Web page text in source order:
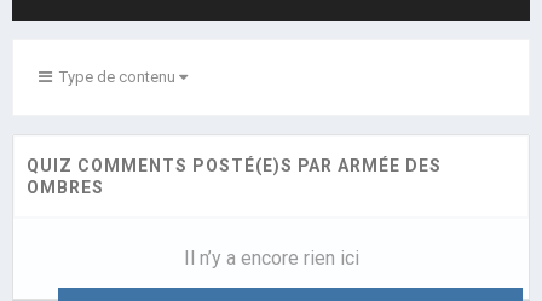
Type de contenu
QUIZ COMMENTS POSTÉ(E)S PAR ARMÉE DES
OMBRES
Il n’y a encore rien ici